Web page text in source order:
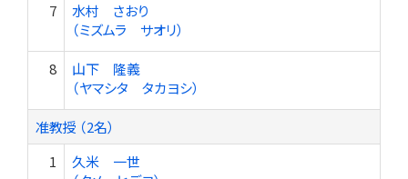
7
水村 さおり
（ミズムラ サオリ）
8
山下 隆義
（ヤマシタ タカヨシ）
准教授 （2名）
1
久米 一世